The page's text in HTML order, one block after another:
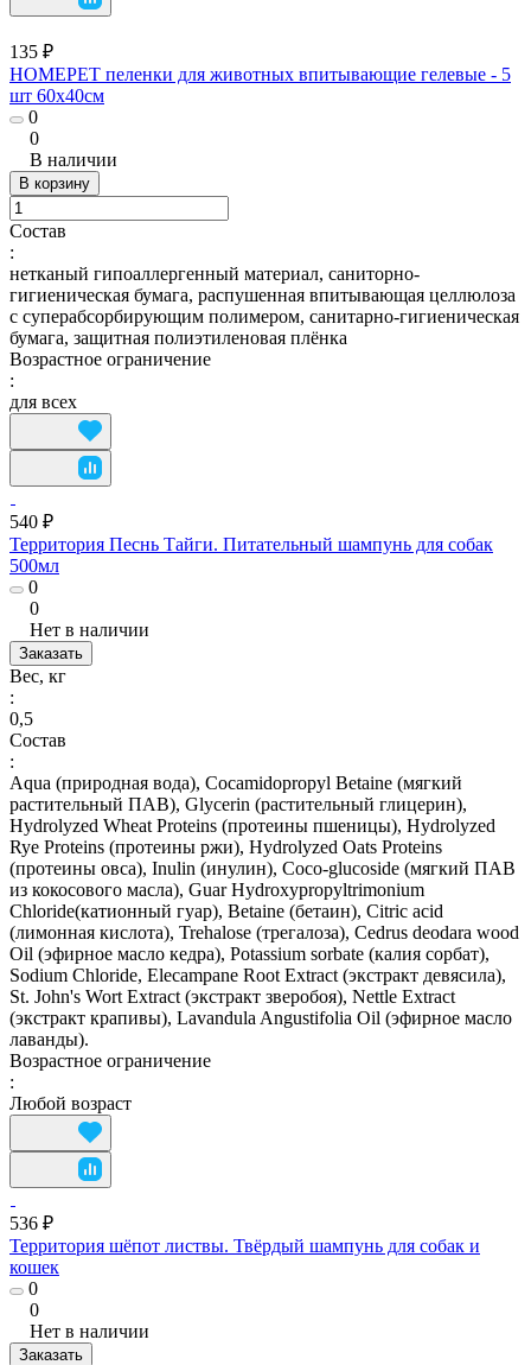
135 ₽
HOMEPET пеленки для животных впитывающие гелевые - 5
шт 60х40см
0
0
В наличии
В корзину
Состав
:
нетканый гипоаллергенный материал, саниторно-
гигиеническая бумага, распушенная впитывающая целлюлоза
с суперабсорбирующим полимером, санитарно-гигиеническая
бумага, защитная полиэтиленовая плёнка
Возрастное ограничение
:
для всех
540 ₽
Территория Песнь Тайги. Питательный шампунь для собак
500мл
0
0
Нет в наличии
Заказать
Вес, кг
:
0,5
Состав
:
Aqua (природная вода), Cocamidopropyl Betaine (мягкий
растительный ПАВ), Glycerin (растительный глицерин),
Hydrolyzed Wheat Proteins (протеины пшеницы), Hydrolyzed
Rye Proteins (протеины ржи), Hydrolyzed Oats Proteins
(протеины овса), Inulin (инулин), Coco-glucoside (мягкий ПАВ
из кокосового масла), Guar Hydroxypropyltrimonium
Chloride(катионный гуар), Betaine (бетаин), Citric acid
(лимонная кислота), Trehalose (трегалоза), Cedrus deodara wood
Oil (эфирное масло кедра), Potassium sorbate (калия сорбат),
Sodium Chloride, Elecampane Root Extract (экстракт девясила),
St. John's Wort Extract (экстракт зверобоя), Nettle Extract
(экстракт крапивы), Lavandula Angustifolia Oil (эфирное масло
лаванды).
Возрастное ограничение
:
Любой возраст
536 ₽
Территория шёпот листвы. Твёрдый шампунь для собак и
кошек
0
0
Нет в наличии
Заказать